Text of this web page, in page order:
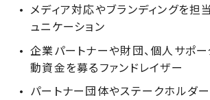
メディア対応やブランディングを担
ュニケーション
企業パートナーや財団、個人サポ
動資金を募るファンドレイザー
パートナー団体やステークホルダ